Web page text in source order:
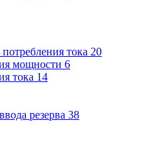
тока 20
мощности 6
тока 14
резерва 38